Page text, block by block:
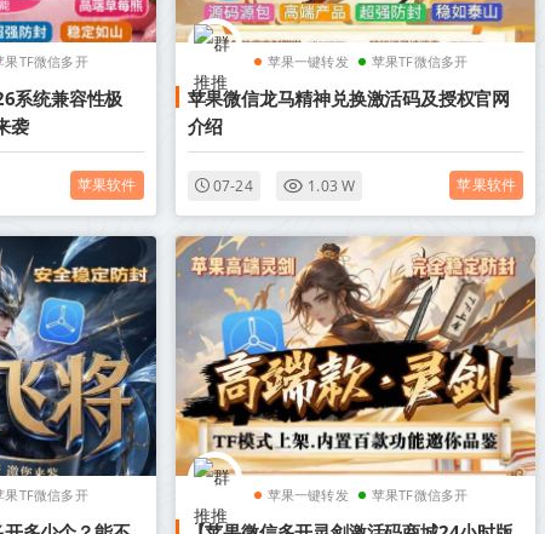
果TF微信多开
系统兼容性极
袭
苹果软件
苹果一键转发 苹果TF微信多开
苹果微信龙马精神兑换激活码及授权官网
介绍
07-24 1.03 W 苹果软件
果TF微信多开 苹果一键转发 苹果TF微信多开